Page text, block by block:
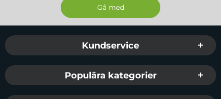
Sidfot Blandad info och länkar
Kundservice
Populära kategorier